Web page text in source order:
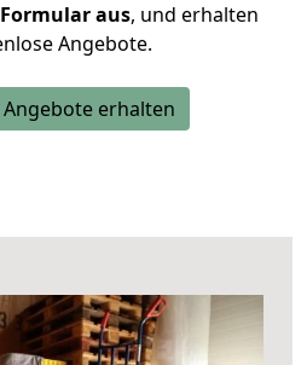
aus, und erhalten
Angebote.
erhalten